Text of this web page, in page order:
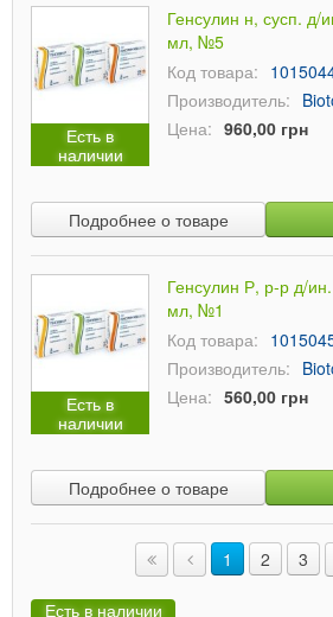
Есть в
наличии
Генсулин н, сусп.
мл, №5
Код товара:
Производитель:
Цена: 960,00 грн
Подробнее о товаре
Есть в
наличии
Генсулин Р, р-р д/
мл, №1
Код товара:
Производитель:
Цена: 560,00 грн
Подробнее о товаре
1 2 3
Есть в наличии